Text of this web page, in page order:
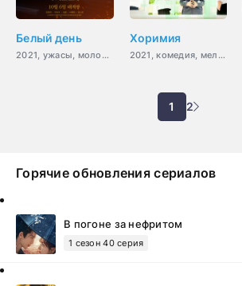
Белый день
2021, ужасы, молодость, фэнтези, сверхъестественное
Хоримия
2021, комедия, мелодрама, романтика, повседневность, молодость
1 2
Горячие обновления сериалов
В погоне за нефритом
1 сезон 40 серия